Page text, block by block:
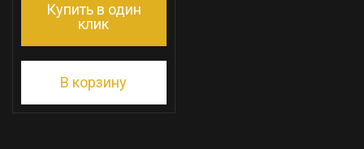
Купить в один
клик
В корзину